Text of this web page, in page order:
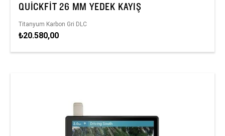
QUICKFIT 26 MM YEDEK KAYIŞ
Titanyum Karbon Gri DLC
₺20.580,00